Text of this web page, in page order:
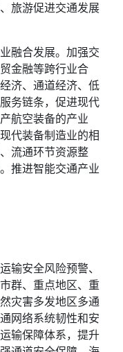
旅游促进交通发展
融合发展。加强交
金融等跨行业合
济、通道经济、低
务链条，促进现代
航空装备的产业
代装备制造业的相
流通环节资源整
推进智能交通产业
安全风险预警、
群、重点地区、重
灾害多发地区多通
网络系统韧性和安
输保障体系，提升